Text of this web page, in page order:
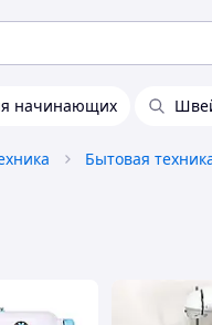
начинающих
Бытовая